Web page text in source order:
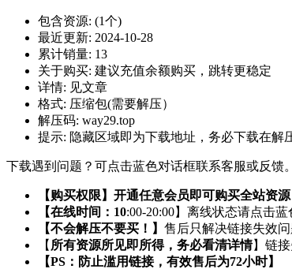
包含资源: (1个)
最近更新: 2024-10-28
累计销量: 13
关于购买: 建议充值余额购买，跳转更稳定
详情: 见文章
格式: 压缩包(需要解压）
解压码: way29.top
提示: 隐藏区域即为下载地址，务必下载在解
下载遇到问题？可点击蓝色对话框联系客服或反馈。
【购买权限】开通任意会员即可购买全站资
【在线时间：10:00-20:00】离线状态请点击
【不会解压不要买！】 售后只解决链接失效
【 所有资源所见即所得，务必看清详情】链
【PS：防止滥用链接，有效售后为72小时】